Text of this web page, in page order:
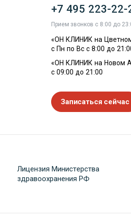
+7 495 223-22-
Прием звонков с 8:00 до
«ОН КЛИНИК на
с Пн по Вс с 8:00 до
«ОН КЛИНИК на Новом
с 09:00 до 21:00
Записаться сейчас
Лицензия Министерства
здравоохранения РФ